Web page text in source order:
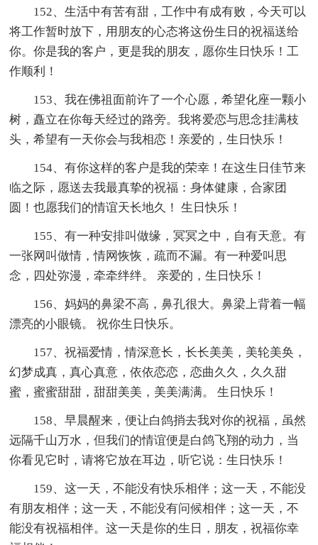
152、生活中有苦有甜，工作中有成有败，今天可以
将工作暂时放下，用朋友的心态将这份生日的祝福送给
你。你是我的客户，更是我的朋友，愿你生日快乐！工
作顺利！
153、我在佛祖面前许了一个心愿，希望化座一颗小
树，矗立在你每天经过的路旁。我将爱恋与思念挂满枝
头，希望有一天你会与我相恋！亲爱的，生日快乐！
154、有你这样的客户是我的荣幸！在这生日佳节来
临之际，愿送去我最真挚的祝福：身体健康，合家团
圆！也愿我们的情谊天长地久！ 生日快乐！
155、有一种安排叫做缘，冥冥之中，自有天意。有
一张网叫做情，情网恢恢，疏而不漏。有一种爱叫思
念，四处弥漫，牵牵绊绊。 亲爱的，生日快乐！
156、妈妈的鼻梁不高，鼻孔很大。鼻梁上背着一幅
漂亮的小眼镜。 祝你生日快乐。
157、祝福爱情，情深意长，长长美美，美轮美奂，
幻梦成真，真心真意，依依恋恋，恋曲久久，久久甜
蜜，蜜蜜甜甜，甜甜美美，美美满满。 生日快乐！
158、早晨醒来，便让白鸽捎去我对你的祝福，虽然
远隔千山万水，但我们的情谊便是白鸽飞翔的动力，当
你看见它时，请将它放在耳边，听它说：生日快乐！
159、这一天，不能没有快乐相伴；这一天，不能没
有朋友相伴；这一天，不能没有问候相伴；这一天，不
能没有祝福相伴。这一天是你的生日，朋友，祝福你幸